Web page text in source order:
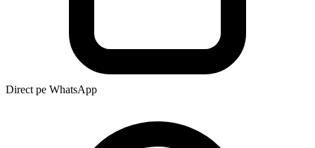
Direct pe WhatsApp